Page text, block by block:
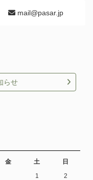
mail@pasar.jp
らせ
金 土
日
1
2